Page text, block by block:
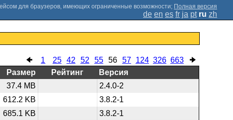
; Полная версия
de en es fr ja pt ru zh
1 25 42 52 55 56 57 124 326 663
Размер Рейтинг
Версия
37.4 MB
2.4.0-2
612.2 KB
3.8.2-1
685.1 KB
3.8.2-1